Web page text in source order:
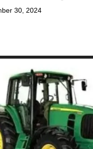
30, 2024